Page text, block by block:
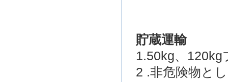
貯蔵運輸
1.50kg、 120kg
2 .非危険物と